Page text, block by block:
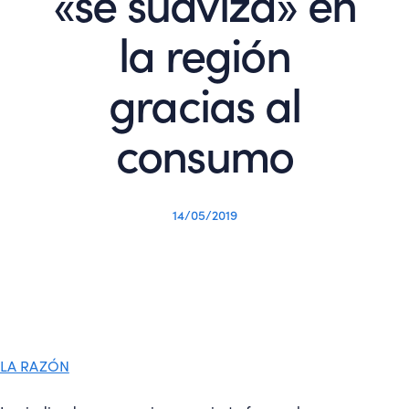
la región
gracias al
consumo
14/05/2019
LA RAZÓN